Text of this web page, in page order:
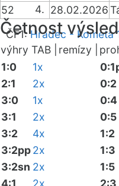
ČF1:Hradec - Kometa
52
28.02.2026
Četnost
výhry TAB | remízy |
1:0
1x
2:1
2x
3:0
1x
3:1
2x
3:2
4x
3:2pp2x
3:2sn 2x
4:1
2x
0:2
0:4
0:5
1:2
1:3
1:5
2:3